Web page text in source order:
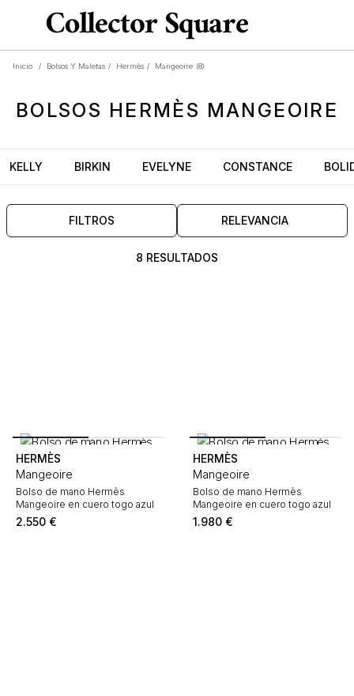
Inicio / Bolsos Y Maletas / Hermès / Mangeoire (8)
BOLSOS HERMÈS MANGEOIRE
KELLY BIRKIN EVELYNE CONSTANCE
FILTROS RELEVANCIA
8 RESULTADOS
HERMÈS
Mangeoire
Bolso de mano Hermès
Mangeoire en cuero togo azul
2.550 €
HERMÈS
Mangeoire
Bolso de mano Hermès
Mangeoire en cuero togo azul
1.980 €